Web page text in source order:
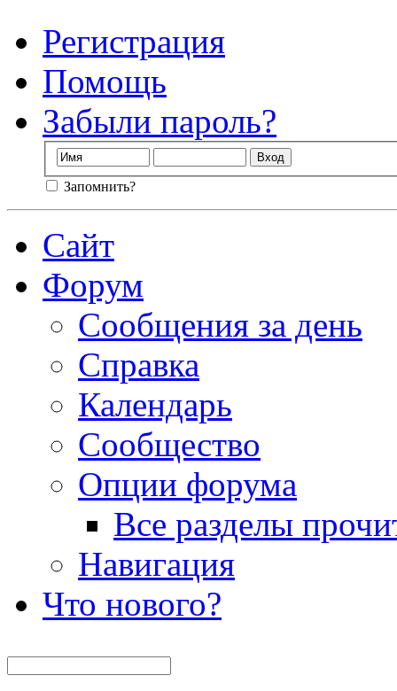
Регистрация
Помощь
Забыли пароль?
Запомнить?
Сайт
Форум
Сообщения за день
Справка
Календарь
Сообщество
Опции форума
Все разделы
Навигация
Что нового?